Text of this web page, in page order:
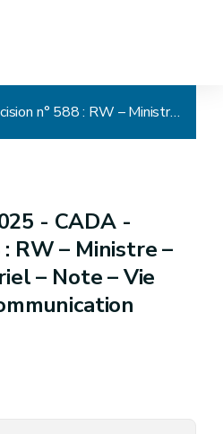
CADA - Décision n° 588 : RW – Ministre – Courrier – Courriel – Note – Vie privée (oui) – Communication partielle
- CADA -
: RW – Ministre –
– Note – Vie